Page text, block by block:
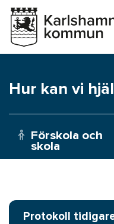
Hur kan vi
Förskola och
skola
Protokoll